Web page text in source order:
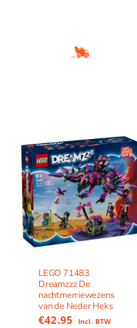
LEGO 71483
Dreamzzz De
nachtmerriewezens
van de Neder Heks
€42.95 Incl. BTW